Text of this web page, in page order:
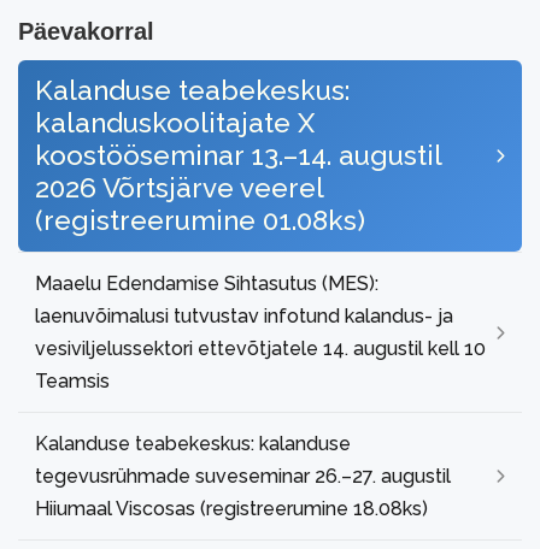
Päevakorral
Kalanduse teabekeskus:
kalanduskoolitajate X
koostööseminar 13.–14. augustil
2026 Võrtsjärve veerel
(registreerumine 01.08ks)
Maaelu Edendamise Sihtasutus (MES):
laenuvõimalusi tutvustav infotund kalandus- ja
vesiviljelussektori ettevõtjatele 14. augustil kell 10
Teamsis
Kalanduse teabekeskus: kalanduse
tegevusrühmade suveseminar 26.–27. augustil
Hiiumaal Viscosas (registreerumine 18.08ks)